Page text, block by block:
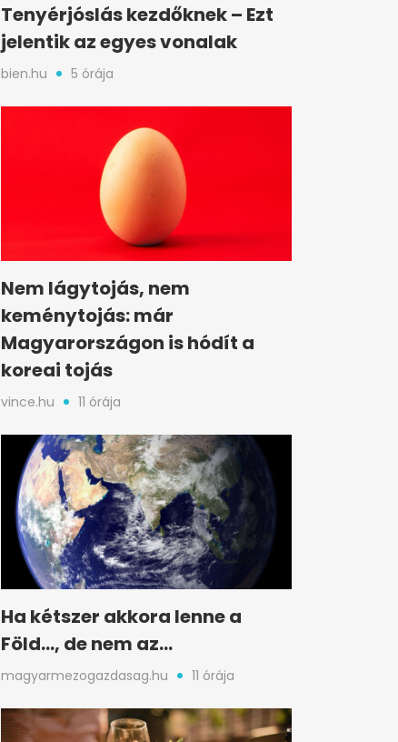
Tenyérjóslás kezdőknek – Ezt
jelentik az egyes vonalak
bien.hu 5 órája
Nem lágytojás, nem
keménytojás: már
Magyarországon is hódít a
koreai tojás
vince.hu 11 órája
Ha kétszer akkora lenne a
Föld…, de nem az…
magyarmezogazdasag.hu 11 órája